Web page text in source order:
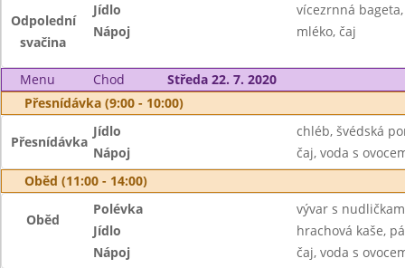
Odpolední
svačina
Jídlo
vícezrnná
Nápoj
mléko, čaj
Menu Chod
Středa 22. 7. 2020
Přesnídávka (9:00 - 10:00)
Přesnídávka
Jídlo
chléb, švédská
Nápoj
čaj, voda s
Oběd (11:00 - 14:00)
Oběd
Polévka
vývar s
Jídlo
hrachová kaše,
Nápoj
čaj, voda s